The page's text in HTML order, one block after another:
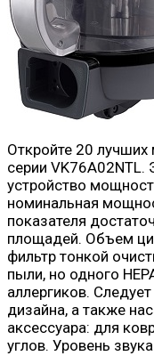
Откройте 20
серии
устройство
номинальная
показателя
площадей. Объем
фильтр тонкой
пыли, но одного
аллергиков.
дизайна, а также
аксессуара: для
углов. Уровень